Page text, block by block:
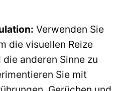
Verwenden Sie
die visuellen Reize
anderen Sinne zu
Sie mit